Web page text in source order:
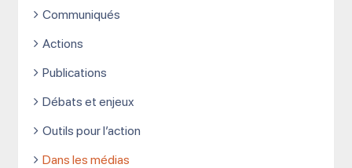
Communiqués
Actions
Publications
Débats et enjeux
Outils pour l’action
Dans les médias